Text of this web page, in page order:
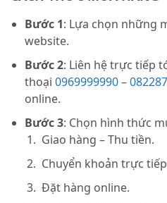
Bước 1: Lựa chọn những
website.
Bước 2: Liên hệ trực tiếp
thoại 0969999990–
online.
Bước 3: Chọn hình thức
Giao hàng – Thu tiền.
Chuyển khoản trực
Đặt hàng online.